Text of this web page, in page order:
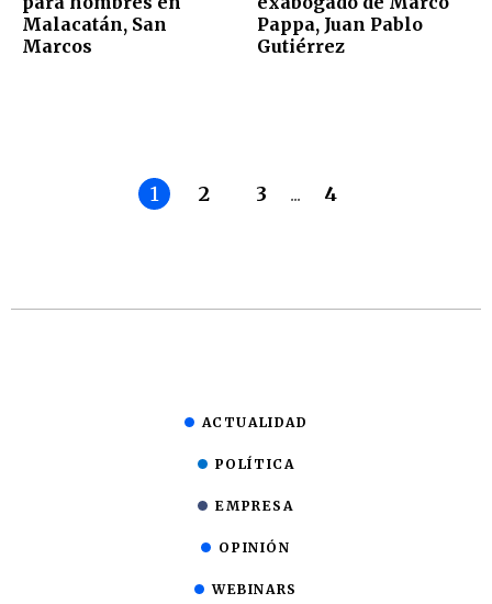
Malacatán, San
Marcos
Pappa, Juan Pablo
Gutiérrez
1 2 3 ... 4
ACTUALIDAD
POLÍTICA
EMPRESA
OPINIÓN
WEBINARS